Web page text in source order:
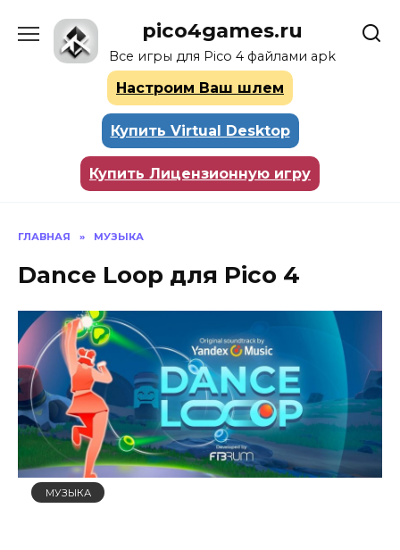
содержанию
pico4games.ru
Все игры для Pico 4 файлами apk
Настроим Ваш шлем
Купить Virtual Desktop
Купить Лицензионную игру
ГЛАВНАЯ » МУЗЫКА
Dance Loop для Pico 4
МУЗЫКА